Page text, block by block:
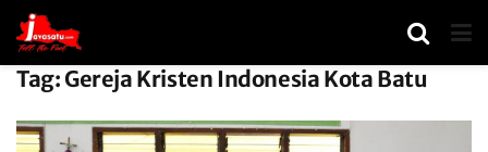
Tag: Gereja Kristen Indonesia Kota Batu